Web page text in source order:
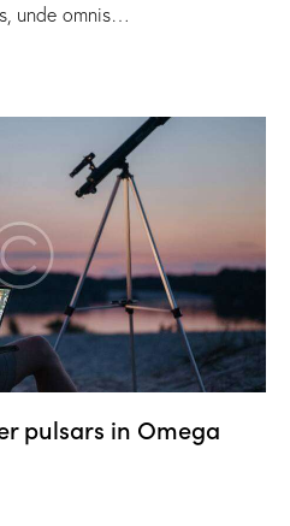
unde omnis…
pulsars in Omega